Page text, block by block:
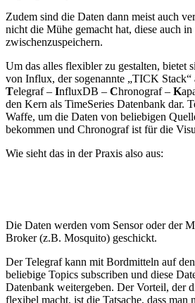
Zudem sind die Daten dann meist auch
nicht die Mühe gemacht hat, diese auch
zwischenzuspeichern.
Um das alles flexibler zu gestalten, bietet
von Influx, der sogenannte „TICK
Telegraf – InfluxDB – Chronograf – K
den Kern als TimeSeries Datenbank dar.
Waffe, um die Daten von beliebigen
bekommen und Chronograf ist für die
Wie sieht das in der Praxis also aus:
Die Daten werden vom Sensor oder der
Broker (z.B. Mosquito) geschickt.
Der Telegraf kann mit Bordmitteln auf
beliebige Topics subscriben und diese
Datenbank weitergeben. Der Vorteil, der
flexibel macht, ist die Tatsache, dass man